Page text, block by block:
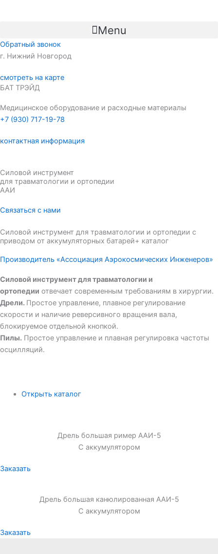
Menu
Обратный звонок
г. Нижний Новгород
смотреть на карте
БАТ ТРЭЙД
Медицинское оборудование и расходные материалы
+7 (930) 717-19-78
контактная информация
Силовой инструмент
для травматологии и ортопедии
ААИ
Связаться с нами
Силовой инструмент для травматологии и ортопедии с
приводом от аккумуляторных батарей+ каталог
Производитель «Ассоциация Аэрокосмических Инженеров»
Силовой инструмент для травматологии и
ортопедии отвечает современным требованиям в хирургии.
Дрели. Простое управление, плавное регулирование
скорости и наличие реверсивного вращения вала,
блокируемое отдельной кнопкой.
Пилы. Простое управление и плавная регулировка частоты
осцилляций.
Открыть каталог
Дрель большая ример ААИ-5
С аккумулятором
Заказать
Дрель большая канюлированная ААИ-5
С аккумулятором
Заказать